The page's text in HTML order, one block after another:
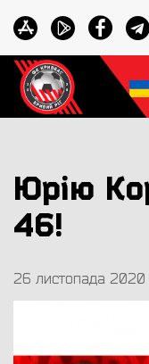
Юрію
46!
26 листопада 2020